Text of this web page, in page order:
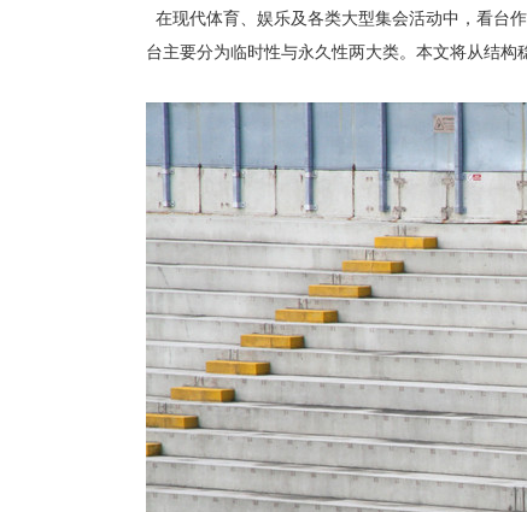
在现代体育、娱乐及各类大型集会活动中，看台
台主要分为临时性与永久性两大类。本文将从结构